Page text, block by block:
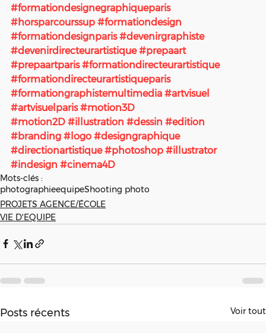
#formationdesignegraphiqueparis
#horsparcourssup #formationdesign
#formationdesignparis #devenirgraphiste
#devenirdirecteurartistique #prepaart
#prepaartparis #formationdirecteurartistique
#formationdirecteurartistiqueparis
#formationgraphistemultimedia #artvisuel
#artvisuelparis #motion3D
#motion2D #illustration #dessin #edition
#branding #logo #designgraphique
#directionartistique #photoshop #illustrator
#indesign #cinema4D
Mots-clés :
photographieequipeShooting photo
PROJETS AGENCE/ÉCOLE
VIE D'EQUIPE
Posts récents Voir tout